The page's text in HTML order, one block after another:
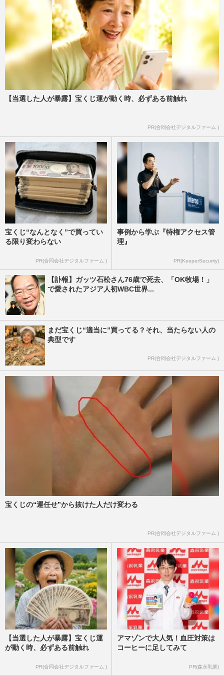
【当選した人が暴露】宝くじ運が動く時、必ずある前触れ
PR(合同会社デジタルファーム )
宝くじ“なんとなく”で買ってい
る限り変わらない
PR(合同会社デジタルファーム )
事例から学ぶ『特権アクセス管
理』
PR(KeeperSecurity)
【訃報】ガッツ石松さん76歳で死去、「OK牧場！」
で愛されたアジア人初WBC世界...
まだ宝くじ“適当に”買ってる？それ、当たらない人の
典型です
PR(合同会社デジタルファーム )
宝くじの“運任せ”から抜けた人だけ変わる
PR(合同会社デジタルファーム )
【当選した人が暴露】宝くじ運
が動く時、必ずある前触れ
PR(合同会社デジタルファーム )
アマゾンで大人気！血圧対策は
コーヒーに足してみて
PR(森永乳業)